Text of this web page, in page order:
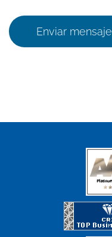
Enviar mensaje